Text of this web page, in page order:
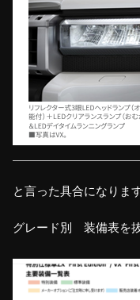
と言った具合になります
グレード別 装備表を